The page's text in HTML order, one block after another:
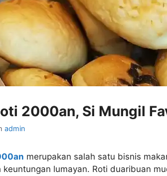
2000an, Si Mungil
admin
merupakan salah satu bisnis
keuntungan lumayan. Roti duaribuan